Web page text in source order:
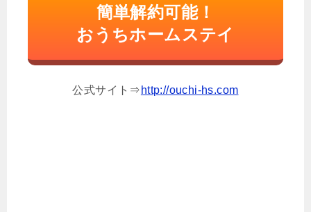
簡単解約可能！
おうちホームステイ
公式サイト⇒ http://ouchi-hs.com